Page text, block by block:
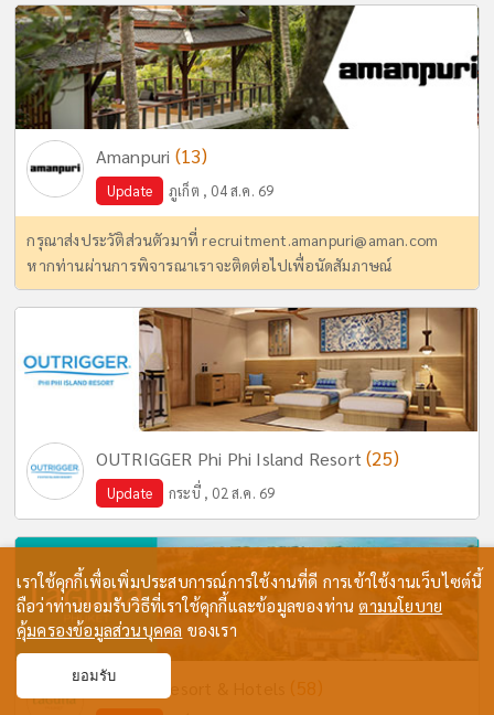
Amanpuri (13)
Update ภูเก็ต , 04 ส.ค. 69
กรุณาส่งประวัติส่วนตัวมาที่recruitment.amanpuri@aman.com
หากท่านผ่านการพิจารณาเราจะติดต่อไปเพื่อนัดสัมภาษณ์
OUTRIGGER Phi Phi Island Resort(25)
Update กระบี่ , 02 ส.ค. 69
Laguna Resort & Hotels (58)
เราใช้คุกกี้เพื่อเพิ่มประสบการณ์การใช้งานที่ดี การเข้าใช้งานเว็บไซต์นี้
ถือว่าท่านยอมรับวิธีที่เราใช้คุกกี้และข้อมูลของท่านตามนโยบาย
คุ้มครองข้อมูลส่วนบุคคล ของเรา
ยอมรับ